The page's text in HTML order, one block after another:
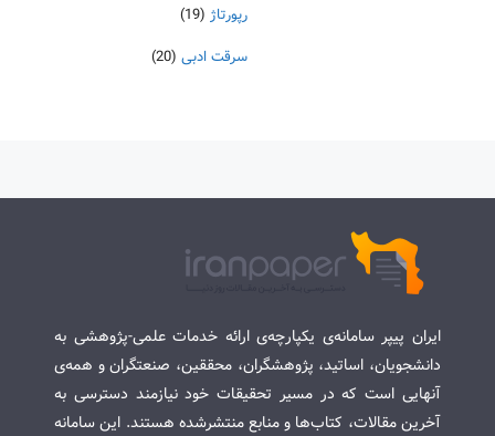
رپورتاژ (19)
سرقت ادبی (20)
ایران پیپر سامانه‌ی یکپارچه‌ی ارائه خدمات علمی-پژوهشی به
دانشجویان، اساتید، پژوهشگران، محققین، صنعتگران و همه‌ی
آنهایی است که در مسیر تحقیقات خود نیازمند دسترسی به
آخرین مقالات، کتاب‌ها و منابع منتشرشده هستند. این سامانه